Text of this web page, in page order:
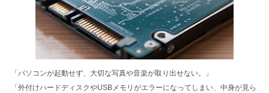
「パソコンが起動せず、大切な写真や音楽が取り出せない。」
「外付けハードディスクやUSBメモリがエラーになってしまい、中身が見ら